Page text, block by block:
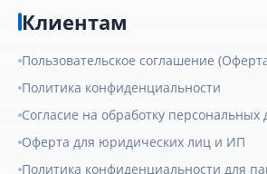
Клиентам
Пользовательское соглашение
Политика конфиденциальности
Согласие на обработку персональных
Оферта для юридических лиц и ИП
Политика конфиденциальности для